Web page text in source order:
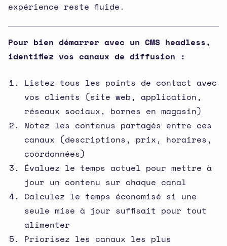
expérience reste fluide.
Pour bien démarrer avec un CMS headless,
identifiez vos canaux de diffusion :
Listez tous les points de contact avec
vos clients (site web, application,
réseaux sociaux, bornes en magasin)
Notez les contenus partagés entre ces
canaux (descriptions, prix, horaires,
coordonnées)
Évaluez le temps actuel pour mettre à
jour un contenu sur chaque canal
Calculez le temps économisé si une
seule mise à jour suffisait pour tout
alimenter
Priorisez les canaux les plus